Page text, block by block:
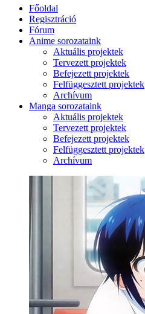
Főoldal
Regisztráció
Fórum
Anime sorozataink
Aktuális projektek
Tervezett projektek
Befejezett projektek
Felfüggesztett projektek
Archívum
Manga sorozataink
Aktuális projektek
Tervezett projektek
Befejezett projektek
Felfüggesztett projektek
Archívum